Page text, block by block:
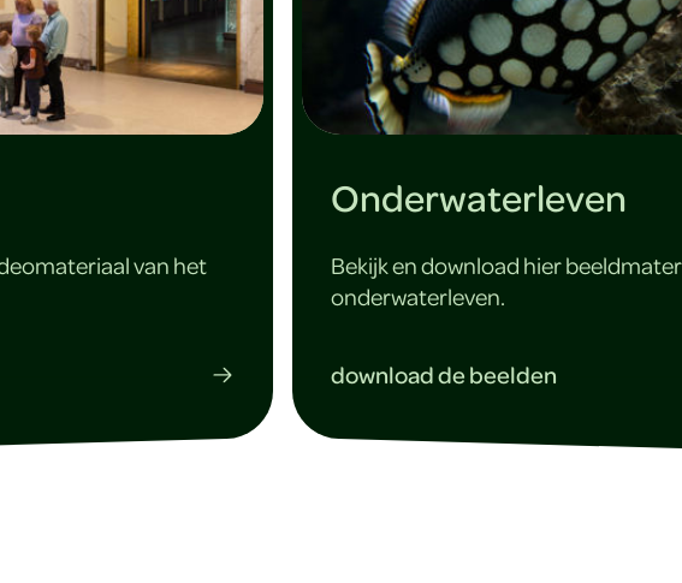
van het
Onderwaterleven
Bekijk en download hier
onderwaterleven.
download de beelden